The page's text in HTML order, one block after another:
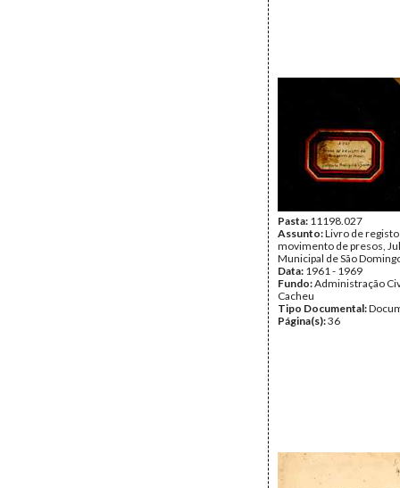
Pasta: 11198.027
Assunto:Livro de
movimento de presos,
Municipal de São
Data: 1961 - 1969
Fundo:Administração
Cacheu
Tipo Documental:
Página(s):36